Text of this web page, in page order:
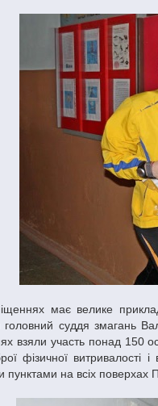
головний суддя
взяли участь понад 150
фізичної
пунктами на всіх поверхах